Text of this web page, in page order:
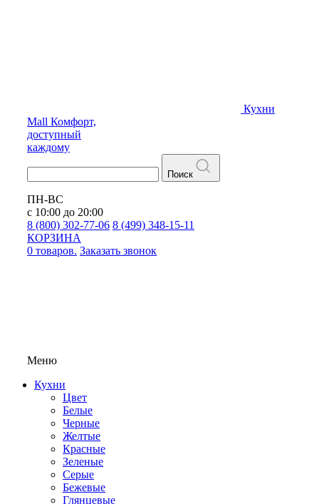
Кухни
Mall Комфорт,
доступный
каждому
Поиск
ПН-ВС
с 10:00 до 20:00
8 (800) 302-77-06 8 (499) 348-15-11
КОРЗИНА
0 товаров. Заказать звонок
Меню
Кухни
Цвет
Белые
Черные
Желтые
Красные
Зеленые
Серые
Бежевые
Глянцевые